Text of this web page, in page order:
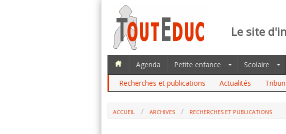
Le site
Agenda Petite enfance Scolaire
Recherches et publications
Actualités
ACCUEIL ARCHIVES
RECHERCHES ET PUBLICATIONS